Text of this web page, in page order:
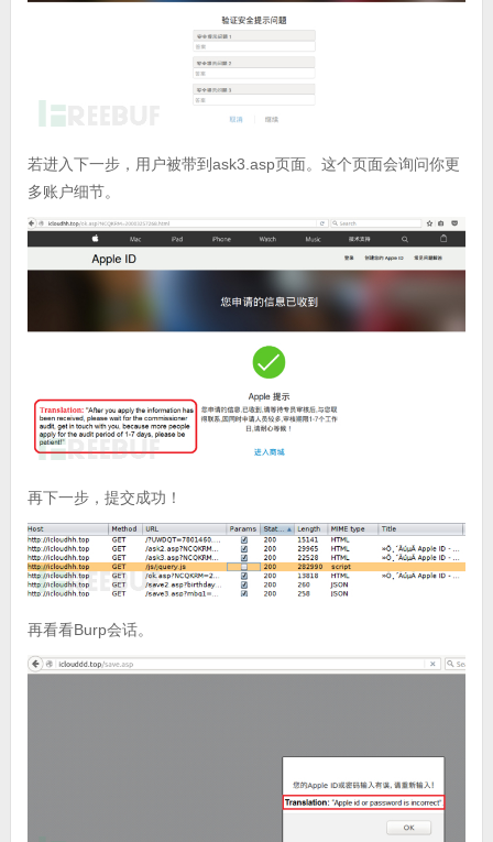
若进入下一步，用户被带到ask3.asp页面。这个页面会询问你更
多账户细节。
再下一步，提交成功！
再看看Burp会话。